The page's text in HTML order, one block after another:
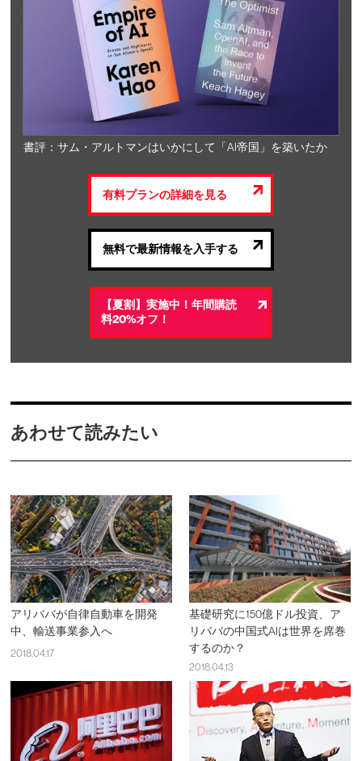
書評：サム・アルトマンはいかにして「AI帝国」を築いたか
有料プランの詳細を見る
無料で最新情報を入手する
【夏割】実施中！年間購読
料20%オフ！
あわせて読みたい
アリババが自律自動車を開発
中、輸送事業参入へ
2018.04.17
基礎研究に150億ドル投資、ア
リババの中国式AIは世界を席巻
するのか？
2018.04.13